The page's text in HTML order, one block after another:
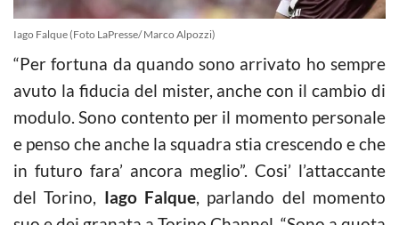
Iago Falque (Foto LaPresse/ Marco Alpozzi)
“Per fortuna da quando sono arrivato ho sempre
avuto la fiducia del mister, anche con il cambio di
modulo. Sono contento per il momento personale
e penso che anche la squadra stia crescendo e che
in futuro fara’ ancora meglio”. Cosi’ l’attaccante
del Torino, Iago Falque, parlando del momento